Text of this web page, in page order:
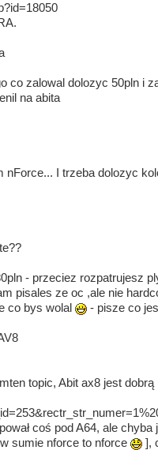
co zalowal dolozyc 50pln i
na abita
nForce... I trzeba dolozyc
- przeciez rozpatrujesz
pisales ze oc ,ale nie
co bys wolal
- pisze co
topic, Abit ax8 jest
coś pod A64, ale
sumie nforce to nforce
],